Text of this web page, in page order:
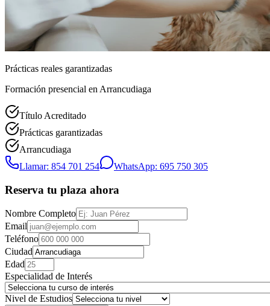
Prácticas reales garantizadas
Formación presencial en Arrancudiaga
Título Acreditado
Prácticas garantizadas
Arrancudiaga
Llamar: 854 701 254
WhatsApp: 695 750 305
Reserva tu plaza ahora
Nombre Completo
Email
Teléfono
Ciudad
Edad
Especialidad de Interés
Nivel de Estudios